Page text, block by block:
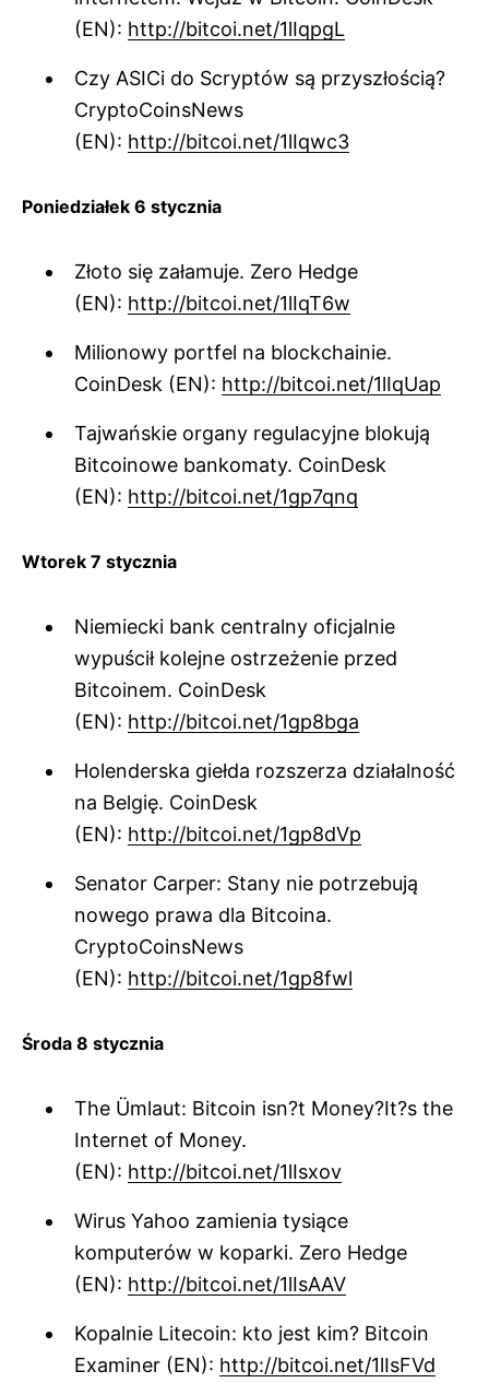
(EN): http://bitcoi.net/1lIqpgL
Czy ASICi do Scryptów są przyszłością?
CryptoCoinsNews
(EN): http://bitcoi.net/1lIqwc3
Poniedziałek 6 stycznia
Złoto się załamuje. Zero Hedge
(EN): http://bitcoi.net/1lIqT6w
Milionowy portfel na blockchainie.
CoinDesk (EN): http://bitcoi.net/1lIqUap
Tajwańskie organy regulacyjne blokują
Bitcoinowe bankomaty. CoinDesk
(EN): http://bitcoi.net/1gp7qnq
Wtorek 7 stycznia
Niemiecki bank centralny oficjalnie
wypuścił kolejne ostrzeżenie przed
Bitcoinem. CoinDesk
(EN): http://bitcoi.net/1gp8bga
Holenderska giełda rozszerza działalność
na Belgię. CoinDesk
(EN): http://bitcoi.net/1gp8dVp
Senator Carper: Stany nie potrzebują
nowego prawa dla Bitcoina.
CryptoCoinsNews
(EN): http://bitcoi.net/1gp8fwl
Środa 8 stycznia
The Ümlaut: Bitcoin isn?t Money?It?s the
Internet of Money.
(EN): http://bitcoi.net/1lIsxov
Wirus Yahoo zamienia tysiące
komputerów w koparki. Zero Hedge
(EN): http://bitcoi.net/1lIsAAV
Kopalnie Litecoin: kto jest kim? Bitcoin
Examiner (EN): http://bitcoi.net/1lIsFVd